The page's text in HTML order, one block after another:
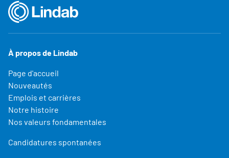
À propos de Lindab
Page d'accueil
Nouveautés
Emplois et carrières
Notre histoire
Nos valeurs fondamentales
Candidatures spontanées